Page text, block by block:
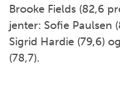
Brooke Fields (82,6
jenter: Sofie Paulsen
Sigrid Hardie (79,6)
(78,7).